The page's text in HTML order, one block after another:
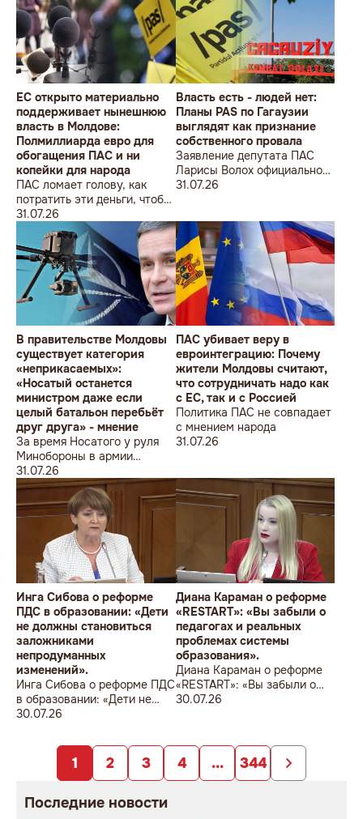
ÎMPOTRIVA MOLDOVEI!
Lecțiile istoriei și provocările
prezentului (la împlinirea a
550 de ani de la bătălia de la
Războieni)
ЕС открыто материально
поддерживает нынешнюю
власть в Молдове:
Полмиллиарда евро для
обогащения ПАС и ни
копейки для народа
ПАС ломает голову, как
потратить эти деньги, чтобы
оппозиция меньше ворчала,
ведь полмиллиарда
незаметно в карман не
положишь
31.07.26
Власть есть - людей нет:
Планы PAS по Гагаузии
выглядят как признание
собственного провала
Заявление депутата ПАС
Ларисы Волох официально
подтвердило провал
Молдовы
31.07.26
В правительстве Молдовы
существует категория
«неприкасаемых»:
«Носатый останется
министром даже если
целый батальон перебьёт
друг друга» - мнение
За время Носатого у руля
Минобороны в армии
погибли 9 человек в мирное
время, включая
несовершеннолетнего
юношу
31.07.26
ПАС убивает веру в
евроинтеграцию: Почему
жители Молдовы считают,
что сотрудничать надо как
с ЕС, так и с Россией
Политика ПАС не совпадает
с мнением народа
31.07.26
Инга Сибова о реформе
ПДС в образовании: «Дети
не должны становиться
заложниками
непродуманных
изменений».
Инга Сибова о реформе ПДС
в образовании: «Дети не
должны становиться
непродуманных изменений».
30.07.26
Диана Караман о реформе
«RESTART»: «Вы забыли о
педагогах и реальных
проблемах системы
образования».
Диана Караман о реформе
«RESTART»: «Вы забыли о
педагогах и реальных
30.07.26
1 2 3 4 ... 344
Последние новости